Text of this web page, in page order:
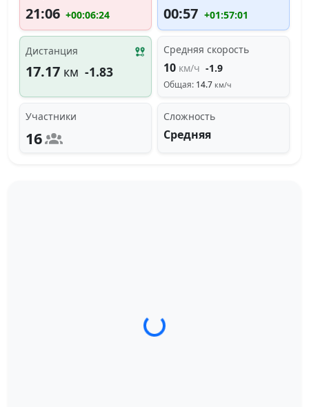
21:06 +00:06:24 00:57 +01:57:01
Дистанция
17.17 км -1.83
Средняя скорость
10 км/ч -1.9
Общая: 14.7 км/ч
Участники
16
Сложность
Средняя
Загрузка трека...